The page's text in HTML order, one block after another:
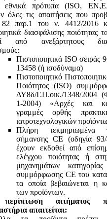
εθνικά πρότυπα (ISO,
όλες τις απαιτήσεις που
παρ.1 του ν. 4412/2016
διασφάλισης ποιότητας
από ανεξάρτητους
Πιστοποιητικά ISO
13458 (ή ισοδύναμα)
Πιστοποιητικό
Ποιότητος (ISO)
ΔΥ8δ/Γ.Π.οικ./1348/2004
1-2004) «Αρχές και
γραμμές ορθής
ιατροτεχνολογικών
Πλήρη τεκμηριωμένα
σήμανσης CE (οδηγία
έχουν εκδοθεί από
ελέγχου ποιότητας ή
μηχανημάτων
συμμόρφωσης CE του
τα οποία βεβαιώνεται η
των προϊόντων.
αιτήματος
απαιτείται: